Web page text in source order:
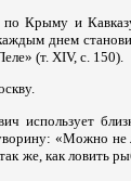
Крыму и
днем
(т. XIV, с. 150).
использует
«Можно не
же, как ловить